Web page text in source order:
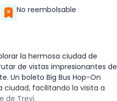
No reembolsable
la hermosa ciudad de
de vistas impresionantes de
Un boleto Big Bus Hop-On
ciudad, facilitando la visita a
de Trevi.